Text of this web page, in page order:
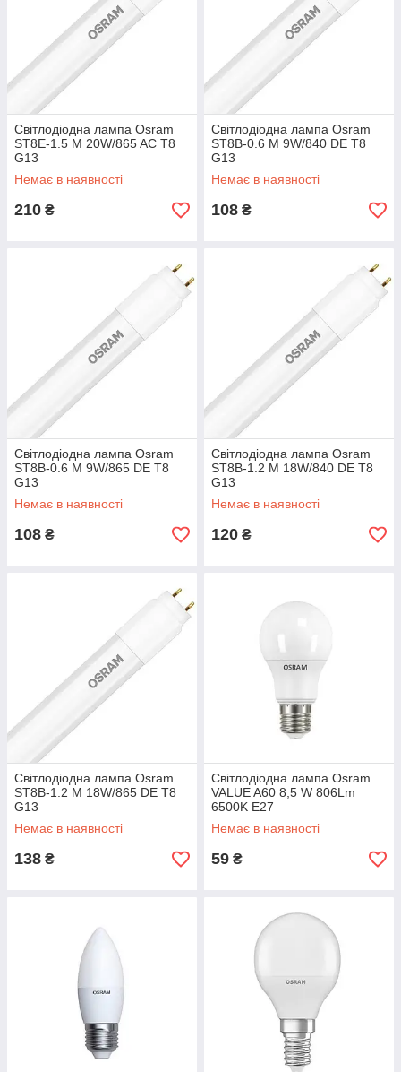
Світлодіодна лампа Osram
ST8E-1.5 M 20W/865 AC T8
G13
Немає в наявності
210 ₴
Світлодіодна лампа Osram
ST8B-0.6 M 9W/840 DE T8
G13
Немає в наявності
108 ₴
Світлодіодна лампа Osram
ST8B-0.6 M 9W/865 DE T8
G13
Немає в наявності
108 ₴
Світлодіодна лампа Osram
ST8B-1.2 M 18W/840 DE T8
G13
Немає в наявності
120 ₴
Світлодіодна лампа Osram
ST8B-1.2 M 18W/865 DE T8
G13
Немає в наявності
138 ₴
Світлодіодна лампа Osram
VALUE A60 8,5 W 806Lm
6500K E27
Немає в наявності
59 ₴